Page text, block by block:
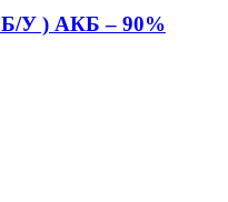
Б/У ) АКБ – 90%